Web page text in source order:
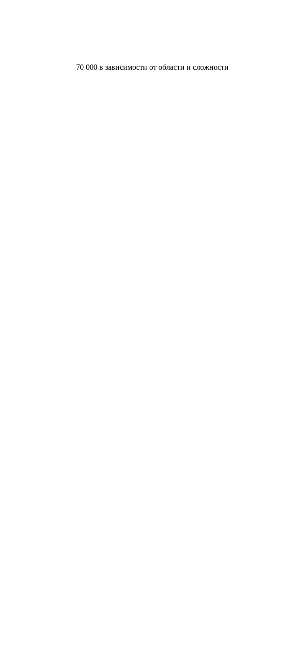
70 000 в зависимости от области и сложности